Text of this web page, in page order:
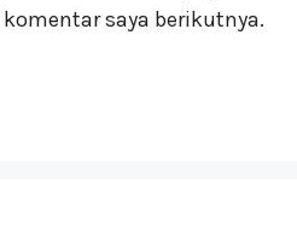
saya berikutnya.